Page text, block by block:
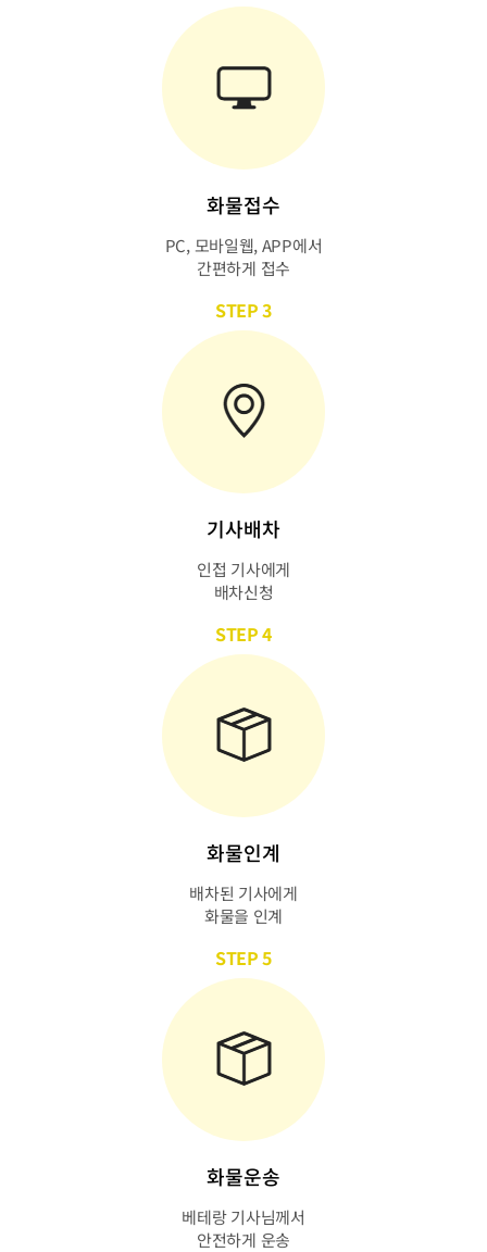
화물접수
PC, 모바일웹, APP에서
간편하게 접수
STEP 3
기사배차
인접 기사에게
배차신청
STEP 4
화물인계
배차된 기사에게
화물을 인계
STEP 5
화물운송
베테랑 기사님께서
안전하게 운송